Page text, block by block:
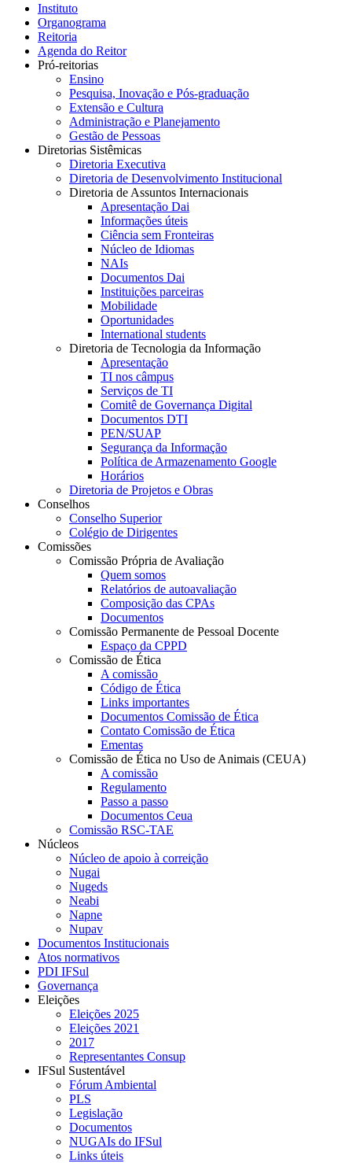
Instituto
Organograma
Reitoria
Agenda do Reitor
Pró-reitorias
Ensino
Pesquisa, Inovação e Pós-graduação
Extensão e Cultura
Administração e Planejamento
Gestão de Pessoas
Diretorias Sistêmicas
Diretoria Executiva
Diretoria de Desenvolvimento Institucional
Diretoria de Assuntos Internacionais
Apresentação Dai
Informações úteis
Ciência sem Fronteiras
Núcleo de Idiomas
NAIs
Documentos Dai
Instituições parceiras
Mobilidade
Oportunidades
International students
Diretoria de Tecnologia da Informação
Apresentação
TI nos câmpus
Serviços de TI
Comitê de Governança Digital
Documentos DTI
PEN/SUAP
Segurança da Informação
Política de Armazenamento Google
Horários
Diretoria de Projetos e Obras
Conselhos
Conselho Superior
Colégio de Dirigentes
Comissões
Comissão Própria de Avaliação
Quem somos
Relatórios de autoavaliação
Composição das CPAs
Documentos
Comissão Permanente de Pessoal Docente
Espaço da CPPD
Comissão de Ética
A comissão
Código de Ética
Links importantes
Documentos Comissão de Ética
Contato Comissão de Ética
Ementas
Comissão de Ética no Uso de Animais (CEUA)
A comissão
Regulamento
Passo a passo
Documentos Ceua
Comissão RSC-TAE
Núcleos
Núcleo de apoio à correição
Nugai
Nugeds
Neabi
Napne
Nupav
Documentos Institucionais
Atos normativos
PDI IFSul
Governança
Eleições
Eleições 2025
Eleições 2021
2017
Representantes Consup
IFSul Sustentável
Fórum Ambiental
PLS
Legislação
Documentos
NUGAIs do IFSul
Links úteis